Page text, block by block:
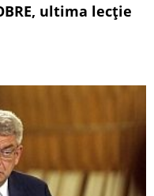
ultima lecţie